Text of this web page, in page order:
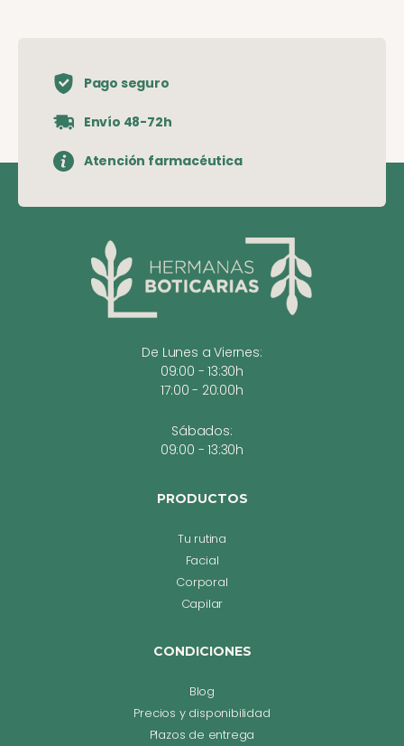
Pago seguro
Envío 48-72h
Atención farmacéutica
De Lunes a Viernes:
09:00 - 13:30h
17:00 - 20:00h
Sábados:
09:00 - 13:30h
PRODUCTOS
Tu rutina
Facial
Corporal
Capilar
CONDICIONES
Blog
Precios y disponibilidad
Plazos de entrega